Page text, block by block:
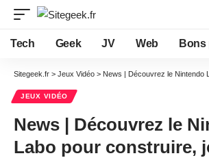
Tech Geek JV Web Bons
Sitegeek.fr > Jeux Vidéo > News | Découvrez le Nintendo Labo
JEUX VIDÉO
News | Découvrez le
Labo pour construire,